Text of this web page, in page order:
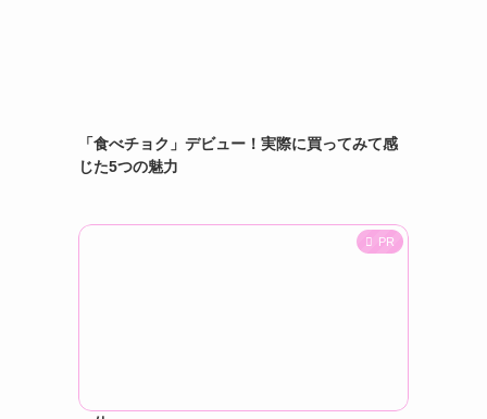
「食べチョク」デビュー！実際に買ってみて感
じた5つの魅力
PR